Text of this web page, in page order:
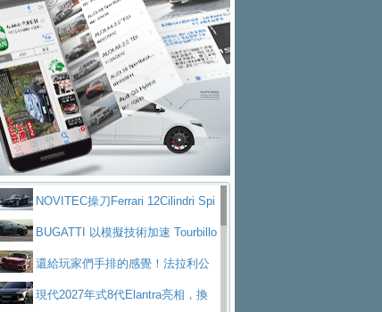
新大店，新北都鈴木占地500坪土城旗艦
示中心開幕
2025第七屆ISUZU運轉職人挑戰賽
血登場 展現極致車技與專業職人精神
H2GP世界總決賽圓滿落幕 台灣團
表現精彩淨零減碳指標性應用 純電動水泥預
車 消防車除了滅火裝備還需要什麼？
一探SITRAK “準” 消防車的究竟
大益金龍初試啼聲，汽柴油5噸貨車
是對手正宗年鑑2025年全球自動車年鑑1月
旬問世！2024第六屆ISUZU運轉職人挑戰賽
度前進南台灣熱烈開戰
豪華電能休旅新星 Audi Q4 Sportba
55 e-tron S line
Scania Taiwan 逆風而行，加深力
投資布局
台限量200台 進化現型
不等零關稅的紅利，Jeep品牌今日
展開首批車交車
Volvo EX60 即將叩關，靜肅性、底
與數位介面搶先揭露
Audi Q9 將於 2026 年底上市 旗艦
型 SUV 鎖定七人座豪華市場
BMW攜手漫威電影【蜘蛛人：重生
】 Skoda 發表全新 Peaq 內裝：七人
座純電旗艦 SUV，行李廂最大可達 935 公
升
全新純電 Mercedes-Benz C 400 4
MATIC Electric 登場
奢華與科技大躍進，MAZDA全新3
CX-5全方位進化提前亮相並展開預售94.9
起
馬自達公布 2027 年式 MX-5 更
，新增 Yakudo 特別版
Skoda Peaq 發表全新電動動力系
最長續航逾 640 公里、支援雙向供電
BMW M2 首度導入 xDrive 四驅，
NOVITEC操刀Ferrari 12Cilindri Spi
碳纖維空力、鍛造輪圈與Inconel排氣
身
BUGATTI 以模擬技術加速 Tourbillo
動態開發還給玩家們手排的感覺！法拉利公
12Cilidri Manaule手排超跑產品細節
現代2027年式8代Elantra亮相，換